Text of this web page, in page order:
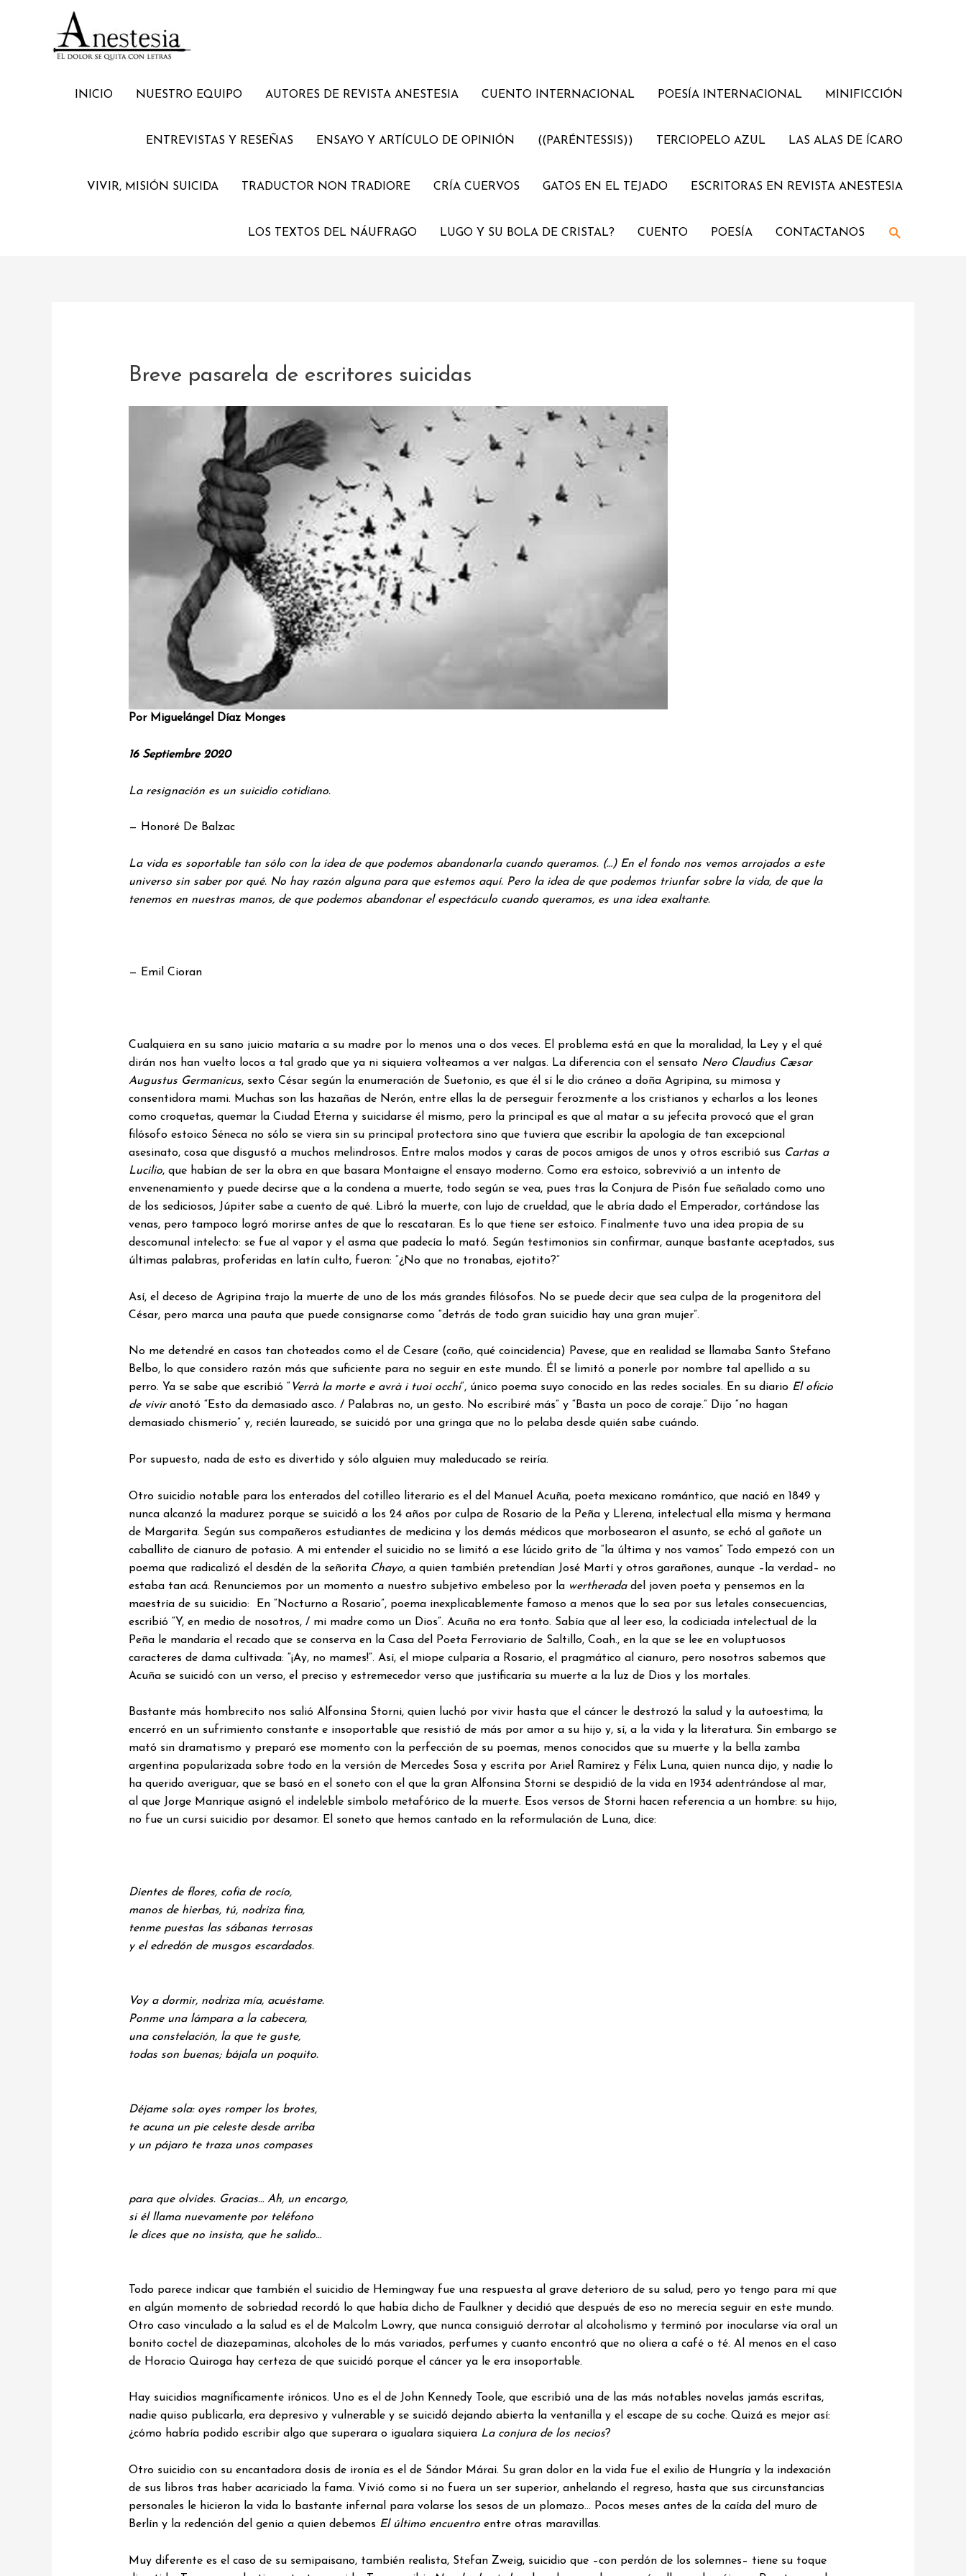
INICIO NUESTRO EQUIPO AUTORES DE REVISTA ANESTESIA CUENTO INTERNACIONAL POESÍA INTERNACIONAL MINIFICCIÓN
ENTREVISTAS Y RESEÑAS ENSAYO Y ARTÍCULO DE OPINIÓN ((PARÉNTESSIS)) TERCIOPELO AZUL LAS ALAS DE ÍCARO
VIVIR, MISIÓN SUICIDA TRADUCTOR NON TRADIORE CRÍA CUERVOS GATOS EN EL TEJADO ESCRITORAS EN REVISTA ANESTESIA
LOS TEXTOS DEL NÁUFRAGO LUGO Y SU BOLA DE CRISTAL? CUENTO POESÍA CONTACTANOS Buscar
Breve pasarela de escritores suicidas
Por Miguelángel Díaz Monges
16 Septiembre 2020
La resignación es un suicidio cotidiano.
— Honoré De Balzac
La vida es soportable tan sólo con la idea de que podemos abandonarla cuando queramos. (…) En el fondo nos vemos arrojados a este
universo sin saber por qué. No hay razón alguna para que estemos aquí. Pero la idea de que podemos triunfar sobre la vida, de que la
tenemos en nuestras manos, de que podemos abandonar el espectáculo cuando queramos, es una idea exaltante.
— Emil Cioran
Cualquiera en su sano juicio mataría a su madre por lo menos una o dos veces. El problema está en que la moralidad, la Ley y el qué
dirán nos han vuelto locos a tal grado que ya ni siquiera volteamos a ver nalgas. La diferencia con el sensato Nero Claudius Cæsar
Augustus Germanicus, sexto César según la enumeración de Suetonio, es que él sí le dio cráneo a doña Agripina, su mimosa y
consentidora mami. Muchas son las hazañas de Nerón, entre ellas la de perseguir ferozmente a los cristianos y echarlos a los leones
como croquetas, quemar la Ciudad Eterna y suicidarse él mismo, pero la principal es que al matar a su jefecita provocó que el gran
filósofo estoico Séneca no sólo se viera sin su principal protectora sino que tuviera que escribir la apología de tan excepcional
asesinato, cosa que disgustó a muchos melindrosos. Entre malos modos y caras de pocos amigos de unos y otros escribió sus Cartas a
Lucilio, que habían de ser la obra en que basara Montaigne el ensayo moderno. Como era estoico, sobrevivió a un intento de
envenenamiento y puede decirse que a la condena a muerte, todo según se vea, pues tras la Conjura de Pisón fue señalado como uno
de los sediciosos, Júpiter sabe a cuento de qué. Libró la muerte, con lujo de crueldad, que le abría dado el Emperador, cortándose las
venas, pero tampoco logró morirse antes de que lo rescataran. Es lo que tiene ser estoico. Finalmente tuvo una idea propia de su
descomunal intelecto: se fue al vapor y el asma que padecía lo mató. Según testimonios sin confirmar, aunque bastante aceptados, sus
últimas palabras, proferidas en latín culto, fueron: “¿No que no tronabas, ejotito?”
Así, el deceso de Agripina trajo la muerte de uno de los más grandes filósofos. No se puede decir que sea culpa de la progenitora del
César, pero marca una pauta que puede consignarse como “detrás de todo gran suicidio hay una gran mujer”.
No me detendré en casos tan choteados como el de Cesare (coño, qué coincidencia) Pavese, que en realidad se llamaba Santo Stefano
Belbo, lo que considero razón más que suficiente para no seguir en este mundo. Él se limitó a ponerle por nombre tal apellido a su
perro. Ya se sabe que escribió “ Verrà la morte e avrà i tuoi occhi“, único poema suyo conocido en las redes sociales. En su diario El oficio
de viviranotó “Esto da demasiado asco. / Palabras no, un gesto. No escribiré más” y “Basta un poco de coraje.” Dijo “no hagan
demasiado chismerío” y, recién laureado, se suicidó por una gringa que no lo pelaba desde quién sabe cuándo.
Por supuesto, nada de esto es divertido y sólo alguien muy maleducado se reiría.
Otro suicidio notable para los enterados del cotilleo literario es el del Manuel Acuña, poeta mexicano romántico, que nació en 1849 y
nunca alcanzó la madurez porque se suicidó a los 24 años por culpa de Rosario de la Peña y Llerena, intelectual ella misma y hermana
de Margarita. Según sus compañeros estudiantes de medicina y los demás médicos que morbosearon el asunto, se echó al gañote un
caballito de cianuro de potasio. A mi entender el suicidio no se limitó a ese lúcido grito de “la última y nos vamos” Todo empezó con un
poema que radicalizó el desdén de la señorita Chayo, a quien también pretendían José Martí y otros garañones, aunque –la verdad– no
estaba tan acá. Renunciemos por un momento a nuestro subjetivo embeleso por la wertheradadel joven poeta y pensemos en la
maestría de su suicidio: En “Nocturno a Rosario”, poema inexplicablemente famoso a menos que lo sea por sus letales consecuencias,
escribió “Y, en medio de nosotros, / mi madre como un Dios”. Acuña no era tonto. Sabía que al leer eso, la codiciada intelectual de la
Peña le mandaría el recado que se conserva en la Casa del Poeta Ferroviario de Saltillo, Coah., en la que se lee en voluptuosos
caracteres de dama cultivada: “¡Ay, no mames!”. Así, el miope culparía a Rosario, el pragmático al cianuro, pero nosotros sabemos que
Acuña se suicidó con un verso, el preciso y estremecedor verso que justificaría su muerte a la luz de Dios y los mortales.
Bastante más hombrecito nos salió Alfonsina Storni, quien luchó por vivir hasta que el cáncer le destrozó la salud y la autoestima; la
encerró en un sufrimiento constante e insoportable que resistió de más por amor a su hijo y, sí, a la vida y la literatura. Sin embargo se
mató sin dramatismo y preparó ese momento con la perfección de su poemas, menos conocidos que su muerte y la bella zamba
argentina popularizada sobre todo en la versión de Mercedes Sosa y escrita por Ariel Ramírez y Félix Luna, quien nunca dijo, y nadie lo
ha querido averiguar, que se basó en el soneto con el que la gran Alfonsina Storni se despidió de la vida en 1934 adentrándose al mar,
al que Jorge Manrique asignó el indeleble símbolo metafórico de la muerte. Esos versos de Storni hacen referencia a un hombre: su hijo,
no fue un cursi suicidio por desamor. El soneto que hemos cantado en la reformulación de Luna, dice:
Dientes de flores, cofia de rocío,
manos de hierbas, tú, nodriza fina,
tenme puestas las sábanas terrosas
y el edredón de musgos escardados.
Voy a dormir, nodriza mía, acuéstame.
Ponme una lámpara a la cabecera,
una constelación, la que te guste,
todas son buenas; bájala un poquito.
Déjame sola: oyes romper los brotes,
te acuna un pie celeste desde arriba
y un pájaro te traza unos compases
para que olvides. Gracias… Ah, un encargo,
si él llama nuevamente por teléfono
le dices que no insista, que he salido…
Todo parece indicar que también el suicidio de Hemingway fue una respuesta al grave deterioro de su salud, pero yo tengo para mí que
en algún momento de sobriedad recordó lo que había dicho de Faulkner y decidió que después de eso no merecía seguir en este mundo.
Otro caso vinculado a la salud es el de Malcolm Lowry, que nunca consiguió derrotar al alcoholismo y terminó por inocularse vía oral un
bonito coctel de diazepaminas, alcoholes de lo más variados, perfumes y cuanto encontró que no oliera a café o té. Al menos en el caso
de Horacio Quiroga hay certeza de que suicidó porque el cáncer ya le era insoportable.
Hay suicidios magníficamente irónicos. Uno es el de John Kennedy Toole, que escribió una de las más notables novelas jamás escritas,
nadie quiso publicarla, era depresivo y vulnerable y se suicidó dejando abierta la ventanilla y el escape de su coche. Quizá es mejor así:
¿cómo habría podido escribir algo que superara o igualara siquiera La conjura de los necios?
Otro suicidio con su encantadora dosis de ironía es el de Sándor Márai. Su gran dolor en la vida fue el exilio de Hungría y la indexación
de sus libros tras haber acariciado la fama. Vivió como si no fuera un ser superior, anhelando el regreso, hasta que sus circunstancias
personales le hicieron la vida lo bastante infernal para volarse los sesos de un plomazo… Pocos meses antes de la caída del muro de
Berlín y la redención del genio a quien debemos El último encuentroentre otras maravillas.
Muy diferente es el caso de su semipaisano, también realista, Stefan Zweig, suicidio que –con perdón de los solemnes– tiene su toque